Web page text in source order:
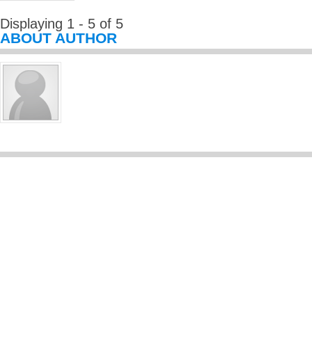
Displaying 1 - 5 of 5
ABOUT AUTHOR